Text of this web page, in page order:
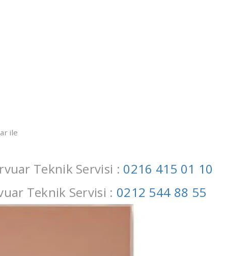
ile
Teknik Servisi : 0216 415 01 10
Teknik Servisi : 0212 544 88 55